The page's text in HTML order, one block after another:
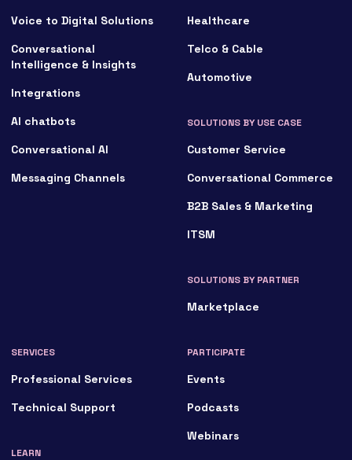
Voice to Digital Solutions
Conversational
Intelligence & Insights
Integrations
AI chatbots
Conversational AI
Messaging Channels
Healthcare
Telco & Cable
Automotive
SOLUTIONS BY USE CASE
Customer Service
Conversational Commerce
B2B Sales & Marketing
ITSM
SOLUTIONS BY PARTNER
Marketplace
SERVICES
Professional Services
Technical Support
LEARN
PARTICIPATE
Events
Podcasts
Webinars